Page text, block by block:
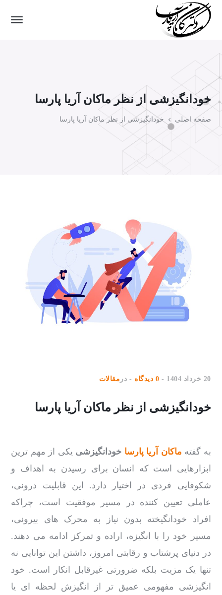
خودانگیزشی از نظر ماکان آریا پارسا
صفحه اصلی خودانگیزشی از نظر ماکان آریا پارسا
20 خرداد 1404 0 دیدگاه در مقالات
خودانگیزشی از نظر ماکان آریا پارسا
به گفته ماکان آریا پارسا خودانگیزشی یکی از مهم ترین
ابزارهایی است که انسان برای رسیدن به اهداف و
شکوفایی فردی در اختیار دارد. این قابلیت درونی،
عاملی تعیین کننده در مسیر موفقیت است، چراکه
افراد خودانگیخته بدون نیاز به محرک های بیرونی،
مسیر خود را با انگیزه، اراده و تمرکز ادامه می دهند.
در دنیای پرشتاب و رقابتی امروز، داشتن این توانایی نه
تنها یک مزیت بلکه ضرورتی غیرقابل انکار است. خود
انگیزشی مفهومی عمیق تر از انگیزش لحظه ای یا